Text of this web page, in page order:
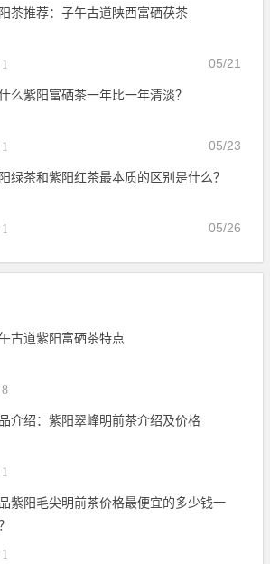
茶推荐：子午古道陕西富硒茯茶
1 05/21
么紫阳富硒茶一年比一年清淡？
1 05/23
绿茶和紫阳红茶最本质的区别是什么？
1 05/26
古道紫阳富硒茶特点
8
介绍：紫阳翠峰明前茶介绍及价格
1
紫阳毛尖明前茶价格最便宜的多少钱一
1